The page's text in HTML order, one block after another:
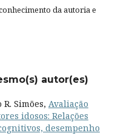
da autoria e
autor(es)
Simões, Avaliação
idosos: Relações
desempenho